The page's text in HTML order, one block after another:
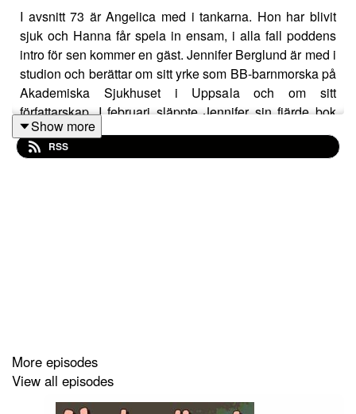
I avsnitt 73 är Angelica med i tankarna. Hon har blivit
sjuk och Hanna får spela in ensam, i alla fall poddens
intro för sen kommer en gäst. Jennifer Berglund är med i
studion och berättar om sitt yrke som BB-barnmorska på
Akademiska Sjukhuset i Uppsala och om sitt
författarskap. I februari släppte Jennifer sin fjärde bok
som handlar om just en barnmorska på Ackis. Varför
valde hon yrket? Hur är det att arbeta på Ackis? Hur gick
Kontakt Instagram: underlivetpodd
Mejl: underlivetpodd@gmail,com
Show more
RSS
More episodes
View all episodes